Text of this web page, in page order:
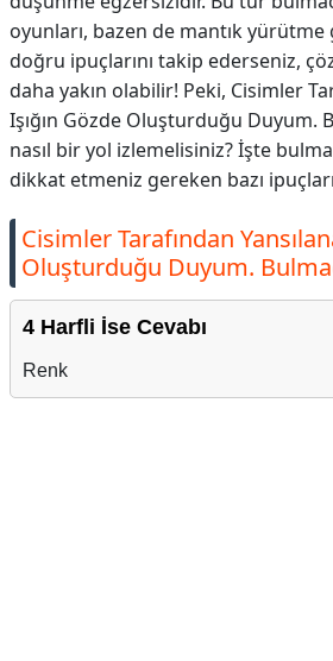
oyunları, bazen de mantık
doğru ipuçlarını takip ederseniz,
daha yakın olabilir! Peki, Cisimler
Işığın Gözde Oluşturduğu Duyum.
nasıl bir yol izlemelisiniz? İşte
dikkat etmeniz gereken bazı
Cisimler Tarafından
Oluşturduğu Duyum.
4 Harfli İse Cevabı
Renk